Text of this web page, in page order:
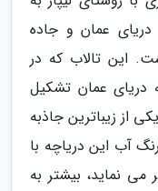
عمان و جاده
این تالاب که در
عمان تشکیل
از زیباترین جاذبه
آب این دریاچه با
نماید، بیشتر به